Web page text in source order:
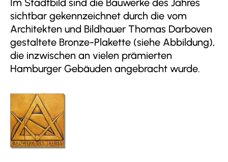
Im Stadtbild sind die Bauwerke des Jahres
sichtbar gekennzeichnet durch die vom
Architekten und Bildhauer Thomas Darboven
gestaltete Bronze-Plakette (siehe Abbildung),
die inzwischen an vielen prämierten
Hamburger Gebäuden angebracht wurde.